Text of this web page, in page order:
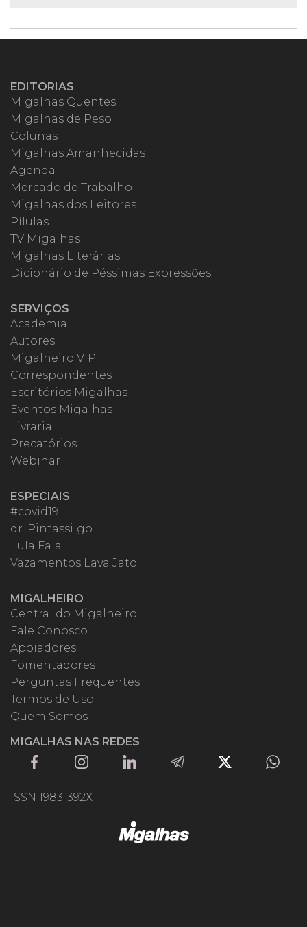
EDITORIAS
Migalhas Quentes
Migalhas de Peso
Colunas
Migalhas Amanhecidas
Agenda
Mercado de Trabalho
Migalhas dos Leitores
Pílulas
TV Migalhas
Migalhas Literárias
Dicionário de Péssimas Expressões
SERVIÇOS
Academia
Autores
Migalheiro VIP
Correspondentes
Escritórios Migalhas
Eventos Migalhas
Livraria
Precatórios
Webinar
ESPECIAIS
#covid19
dr. Pintassilgo
Lula Fala
Vazamentos Lava Jato
MIGALHEIRO
Central do Migalheiro
Fale Conosco
Apoiadores
Fomentadores
Perguntas Frequentes
Termos de Uso
Quem Somos
MIGALHAS NAS REDES
ISSN 1983-392X